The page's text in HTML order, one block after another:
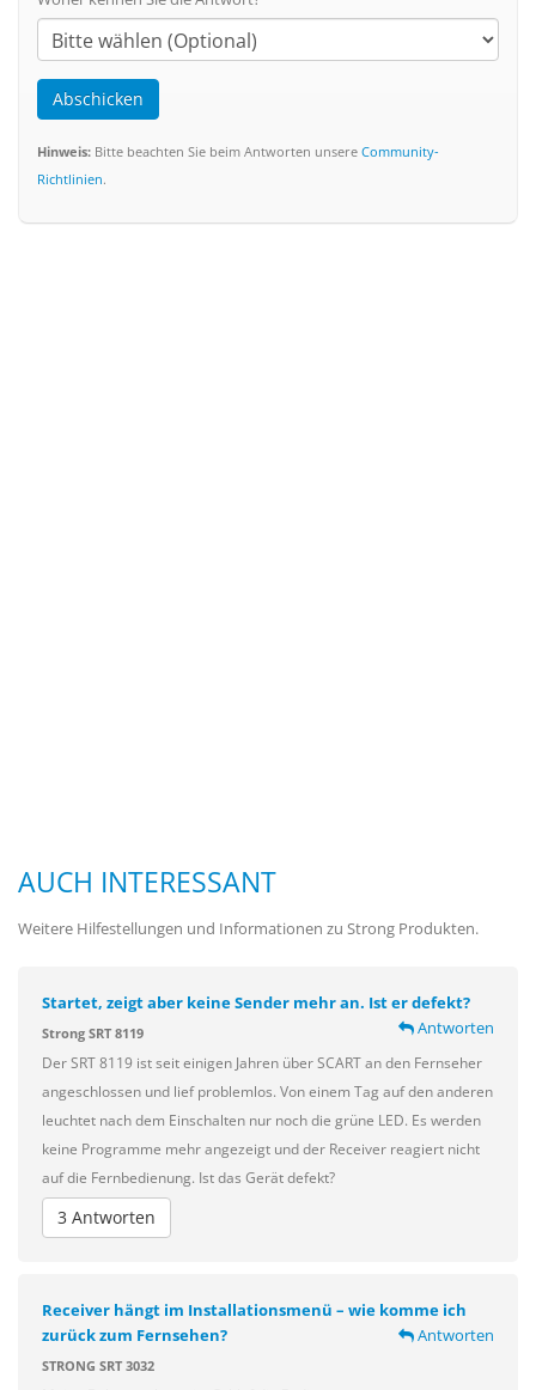
Abschicken
Hinweis: Bitte beachten Sie beim Antworten unsere Community-
Richtlinien.
AUCH INTERESSANT
Weitere Hilfestellungen und Informationen zu Strong Produkten.
Startet, zeigt aber keine Sender mehr an. Ist er defekt?
Antworten
Strong SRT 8119
Der SRT 8119 ist seit einigen Jahren über SCART an den Fernseher
angeschlossen und lief problemlos. Von einem Tag auf den anderen
leuchtet nach dem Einschalten nur noch die grüne LED. Es werden
keine Programme mehr angezeigt und der Receiver reagiert nicht
auf die Fernbedienung. Ist das Gerät defekt?
3 Antworten
Receiver hängt im Installationsmenü – wie komme ich
zurück zum Fernsehen?
Antworten
STRONG SRT 3032